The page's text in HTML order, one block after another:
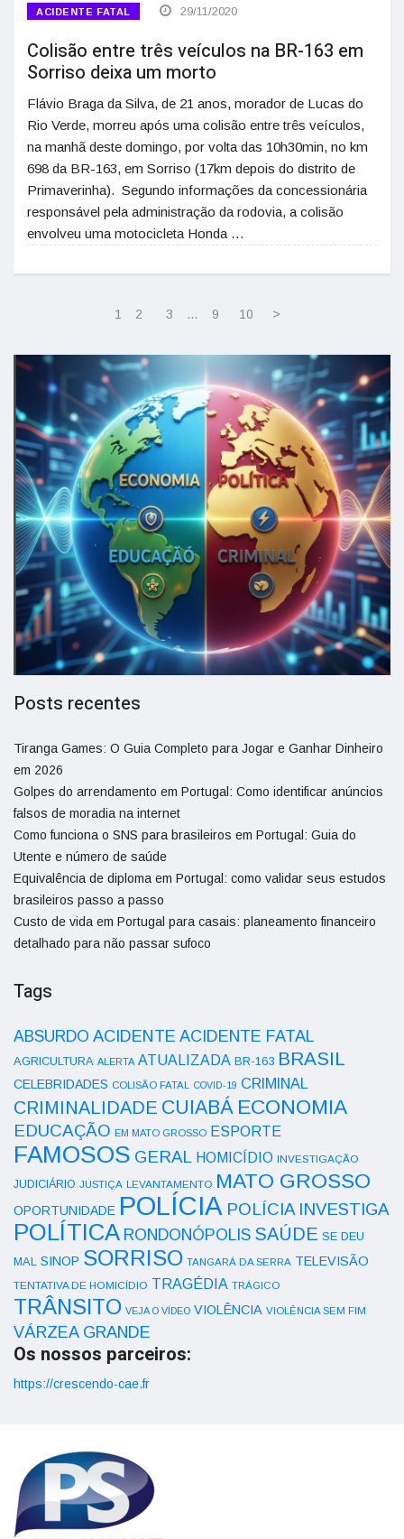
ACIDENTE FATAL 29/11/2020
Colisão entre três veículos na BR-163 em
Sorriso deixa um morto
Flávio Braga da Silva, de 21 anos, morador de Lucas do
Rio Verde, morreu após uma colisão entre três veículos,
na manhã deste domingo, por volta das 10h30min, no km
698 da BR-163, em Sorriso (17km depois do distrito de
Primaverinha). Segundo informações da concessionária
responsável pela administração da rodovia, a colisão
envolveu uma motocicleta Honda …
1 2 3 … 9 10 >
Posts recentes
Tiranga Games: O Guia Completo para Jogar e Ganhar Dinheiro
em 2026
Golpes do arrendamento em Portugal: Como identificar anúncios
falsos de moradia na internet
Como funciona o SNS para brasileiros em Portugal: Guia do
Utente e número de saúde
Equivalência de diploma em Portugal: como validar seus estudos
brasileiros passo a passo
Custo de vida em Portugal para casais: planeamento financeiro
detalhado para não passar sufoco
Tags
ABSURDO ACIDENTE ACIDENTE FATAL
AGRICULTURA ALERTA ATUALIZADA BR-163 BRASIL
CELEBRIDADES COLISÃO FATAL COVID-19 CRIMINAL
CRIMINALIDADE CUIABÁ ECONOMIA
EDUCAÇÃO EM MATO GROSSO ESPORTE
FAMOSOS GERAL HOMICÍDIO INVESTIGAÇÃO
JUDICIÁRIO JUSTIÇA LEVANTAMENTO MATO GROSSO
OPORTUNIDADE POLÍCIA POLÍCIA INVESTIGA
POLÍTICA RONDONÓPOLIS SAÚDE SE DEU
MAL SINOP SORRISO TANGARÁ DA SERRA TELEVISÃO
TENTATIVA DE HOMICÍDIO TRAGÉDIA TRÁGICO
TRÂNSITO VEJA O VÍDEO VIOLÊNCIA VIOLÊNCIA SEM FIM
VÁRZEA GRANDE
Os nossos parceiros:
https://crescendo-cae.fr